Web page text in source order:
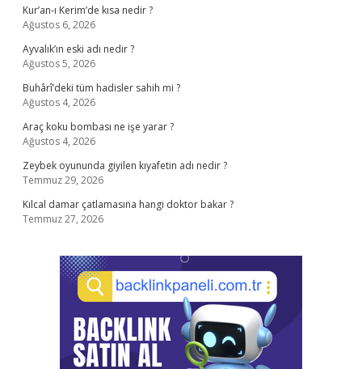
Kur’an-ı Kerim’de kısa nedir ?
Ağustos 6, 2026
Ayvalık’ın eski adı nedir ?
Ağustos 5, 2026
Buhârî’deki tüm hadisler sahih mi ?
Ağustos 4, 2026
Araç koku bombası ne işe yarar ?
Ağustos 4, 2026
Zeybek oyununda giyilen kıyafetin adı nedir ?
Temmuz 29, 2026
Kılcal damar çatlamasına hangi doktor bakar ?
Temmuz 27, 2026